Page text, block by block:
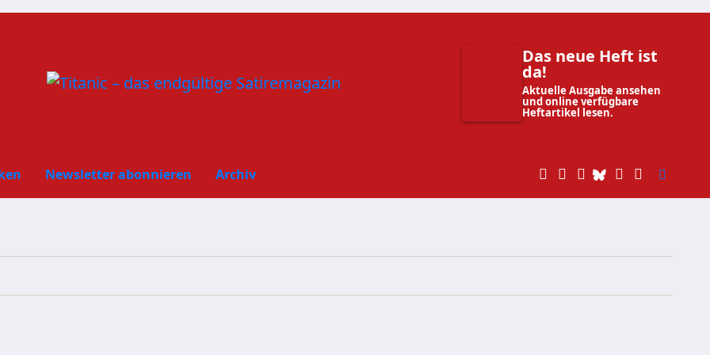
Das neue Heft ist
da!
Aktuelle Ausgabe ansehen
und online verfügbare
Heftartikel lesen.
Newsletter abonnieren Archiv